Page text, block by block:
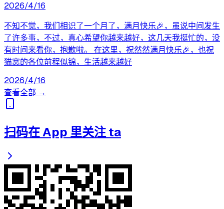
2026/4/16
不知不觉，我们相识了一个月了，满月快乐🎉，虽说中间发生
了许多事，不过，真心希望你越来越好，这几天我挺忙的，没
有时间来看你，抱歉啦。 在这里，祝然然满月快乐🎉，也祝
猫窝的各位前程似锦，生活越来越好
2026/4/16
查看全部 →
扫码在 App 里关注 ta